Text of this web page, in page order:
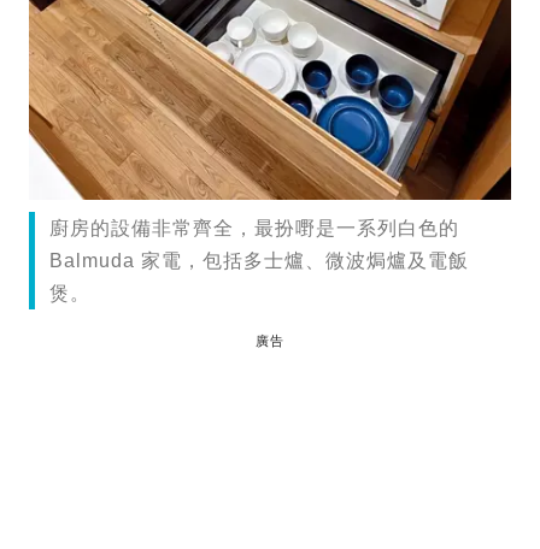
廚房的設備非常齊全，最扮嘢是一系列白色的
Balmuda 家電，包括多士爐、微波焗爐及電飯
煲。
廣告